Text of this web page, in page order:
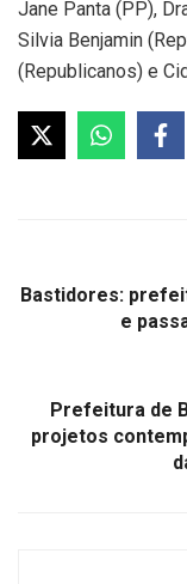
Jane Panta (PP),
Silvia Benjamin
(Republicanos) e
Bastidores:
e
Prefeitura de
projetos